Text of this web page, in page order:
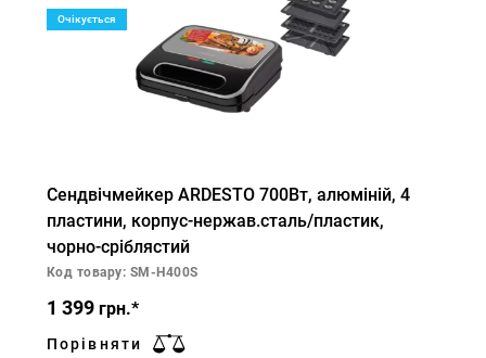
Очікується
Сендвічмейкер ARDESTO 700Вт, алюміній, 4
пластини, корпус-нержав.сталь/пластик,
чорно-сріблястий
Код товару: SM-H400S
1 399 грн.*
Порівняти